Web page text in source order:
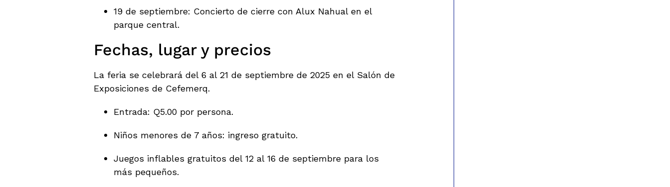
19 de septiembre: Concierto de cierre con Alux Nahual en el
parque central.
Fechas, lugar y precios
La feria se celebrará del 6 al 21 de septiembre de 2025 en el Salón de
Exposiciones de Cefemerq.
Entrada: Q5.00 por persona.
Niños menores de 7 años: ingreso gratuito.
Juegos inflables gratuitos del 12 al 16 de septiembre para los
más pequeños.